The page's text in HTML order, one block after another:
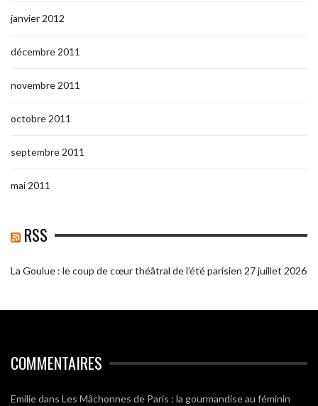
janvier 2012
décembre 2011
novembre 2011
octobre 2011
septembre 2011
mai 2011
RSS
La Goulue : le coup de cœur théâtral de l’été parisien 27 juillet 2026
COMMENTAIRES
Emiliedans Les Mâchonnes de Paris : la gourmandise au féminin